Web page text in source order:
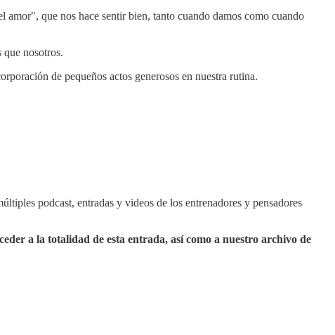
que nos hace sentir bien, tanto cuando damos como cuando
que nosotros.
de pequeños actos generosos en nuestra rutina.
podcast, entradas y videos de los entrenadores y pensadores
a la totalidad de esta entrada, así como a nuestro archivo de